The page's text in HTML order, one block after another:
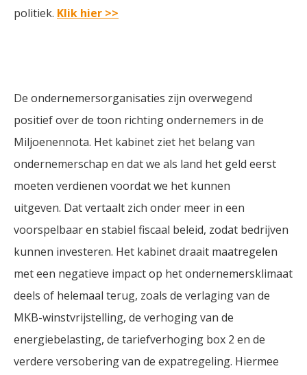
politiek. Klik hier >>
De ondernemersorganisaties zijn overwegend
positief over de toon richting ondernemers in de
Miljoenennota. Het kabinet ziet het belang van
ondernemerschap en dat we als land het geld eerst
moeten verdienen voordat we het kunnen
uitgeven. Dat vertaalt zich onder meer in een
voorspelbaar en stabiel fiscaal beleid, zodat bedrijven
kunnen investeren. Het kabinet draait maatregelen
met een negatieve impact op het ondernemersklimaat
deels of helemaal terug, zoals de verlaging van de
MKB-winstvrijstelling, de verhoging van de
energiebelasting, de tariefverhoging box 2 en de
verdere versobering van de expatregeling. Hiermee